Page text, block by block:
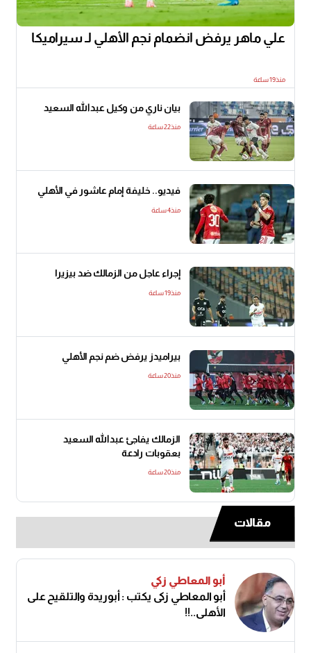
علي ماهر يرفض انضمام نجم الأهلي لـ سيراميكا
منذ19 ساعة
بيان ناري من وكيل عبدالله السعيد
منذ22 ساعة
فيديو.. خليفة إمام عاشور في الأهلي
منذ4 ساعة
إجراء عاجل من الزمالك ضد بيزيرا
منذ19 ساعة
بيراميدز يرفض ضم نجم الأهلي
منذ20 ساعة
الزمالك يفاجئ عبدالله السعيد
بعقوبات رادعة
منذ20 ساعة
مقالات
أبو المعاطي زكي
أبو المعاطي زكى يكتب : أبوريدة والتلقيح على
الأهلى..!!